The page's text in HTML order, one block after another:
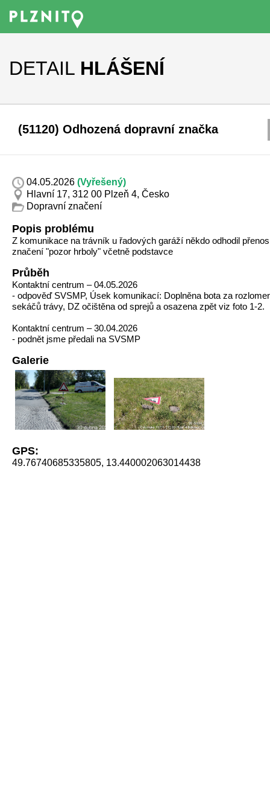
DETAIL HLÁŠENÍ
(51120) Odhozená dopravní značka
04.05.2026 (Vyřešený)
Hlavní 17, 312 00 Plzeň 4, Česko
Dopravní značení
Popis problému
Z komunikace na trávník u řadových garáží někdo odhodil
značení "pozor hrboly" včetně podstavce
Průběh
Kontaktní centrum – 04.05.2026
- odpověď SVSMP, Úsek komunikací: Doplněna bota za
sekáčů trávy, DZ očištěna od sprejů a osazena zpět viz foto 1-2.
Kontaktní centrum – 30.04.2026
- podnět jsme předali na SVSMP
Galerie
GPS:
49.76740685335805, 13.440002063014438